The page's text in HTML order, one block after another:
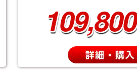
109,800